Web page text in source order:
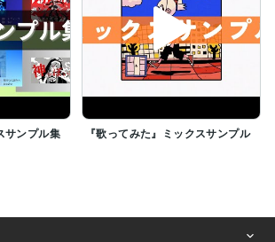
ンプル集
『歌ってみた』ミックスサンプル